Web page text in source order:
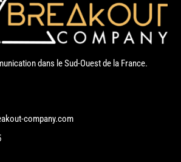
dans le Sud-Ouest de la France.
company.com